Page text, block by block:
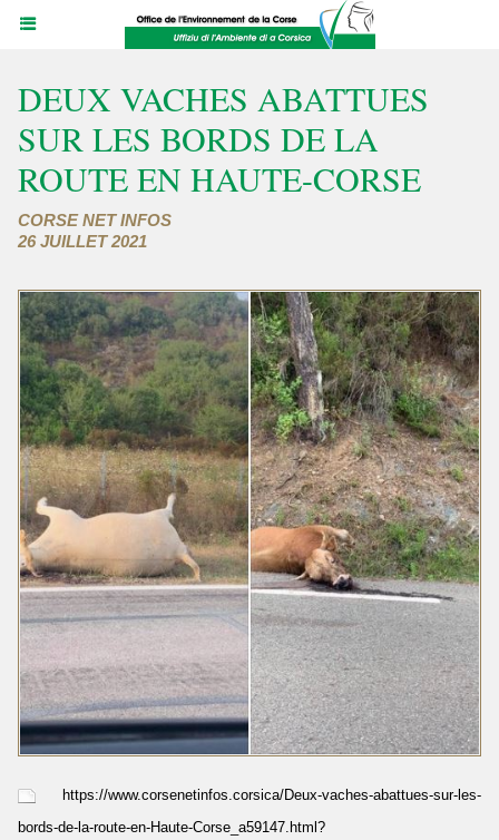
DEUX VACHES ABATTUES
SUR LES BORDS DE LA
ROUTE EN HAUTE-CORSE
CORSE NET INFOS
26 JUILLET 2021
https://www.corsenetinfos.corsica/Deux-vaches-abattues-sur-les-
bords-de-la-route-en-Haute-Corse_a59147.html?